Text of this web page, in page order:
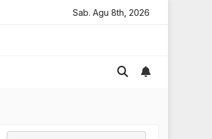
Strategi Penjualan Kreatif Digital
Sab. Agu 8th, 2026